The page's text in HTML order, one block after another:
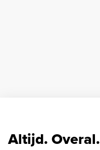
Altijd. Overal.